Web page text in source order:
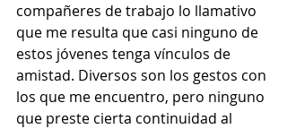
compañeres de trabajo lo llamativo
que me resulta que casi ninguno de
estos jóvenes tenga vínculos de
amistad. Diversos son los gestos con
los que me encuentro, pero ninguno
que preste cierta continuidad al